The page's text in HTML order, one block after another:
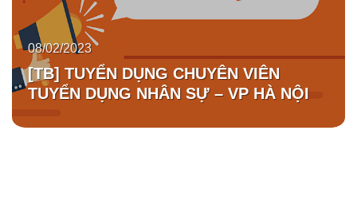
[TB] TUYỂN DỤNG CHUYÊN VIÊN
TUYỂN DỤNG NHÂN SỰ – VP HÀ NỘI
08/02/2023